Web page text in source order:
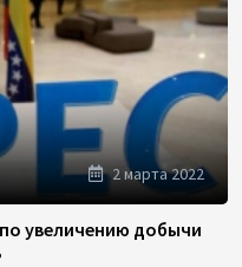
2 марта 2022
увеличению добычи